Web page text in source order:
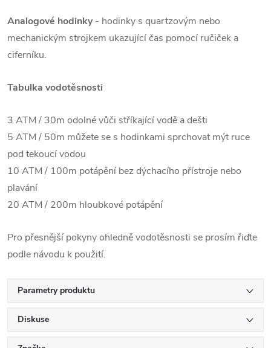
Analogové hodinky- hodinky s quartzovým nebo
mechanickým strojkem ukazující čas pomocí ručiček a
ciferníku.
Tabulka vodotěsnosti
3 ATM / 30m odolné vůči stříkající vodě a dešti
5 ATM / 50m můžete se s hodinkami sprchovat mýt ruce
pod tekoucí vodou
10 ATM / 100m potápění bez dýchacího přístroje nebo
plavání
20 ATM / 200m hloubkové potápění
Pro přesnější pokyny ohledně vodotěsnosti se prosím řiďte
podle návodu k použití.
Parametry produktu
Diskuse